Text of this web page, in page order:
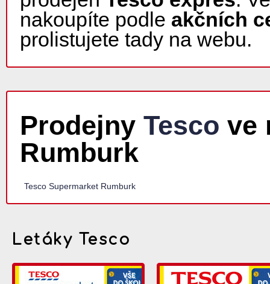
nakoupíte podle akčních
prolistujete tady na webu.
Prodejny Tesco ve
Rumburk
Tesco Supermarket Rumburk
Letáky Tesco